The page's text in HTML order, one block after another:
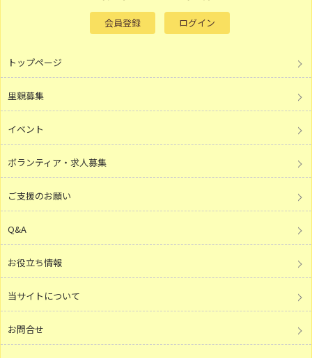
会員登録 ログイン
トップページ
里親募集
イベント
ボランティア・求人募集
ご支援のお願い
Q&A
お役立ち情報
当サイトについて
お問合せ